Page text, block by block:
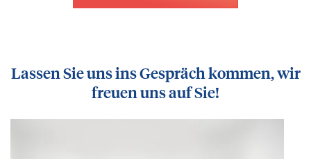
Lassen Sie uns ins Gespräch kommen, wir
freuen uns auf Sie!